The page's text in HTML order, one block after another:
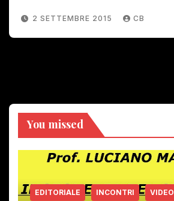
2 SETTEMBRE 2015 CB
You missed
EDITORIALE INCONTRI VIDEO